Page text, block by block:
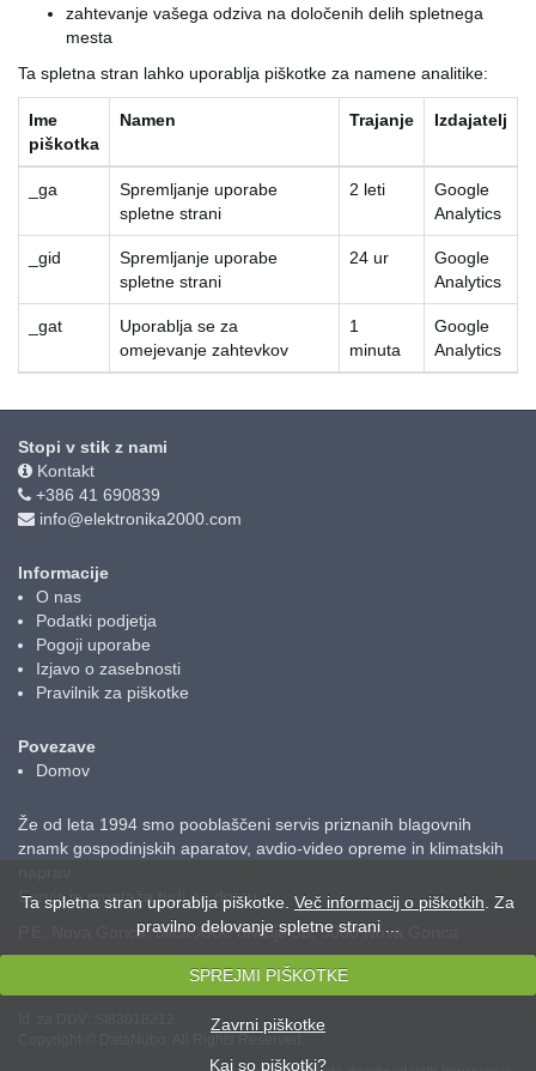
zahtevanje vašega odziva na določenih delih spletnega
mesta
Ta spletna stran lahko uporablja piškotke za namene analitike:
Ime
piškotka
Namen Trajanje Izdajatelj
_ga
Spremljanje uporabe
spletne strani
2 leti
Google
Analytics
_gid
Spremljanje uporabe
spletne strani
24 ur
Google
Analytics
_gat
Uporablja se za
omejevanje zahtevkov
1
minuta
Google
Analytics
Stopi v stik z nami
Kontakt
+386 41 690839
info@elektronika2000.com
Informacije
O nas
Podatki podjetja
Pogoji uporabe
Izjavo o zasebnosti
Pravilnik za piškotke
Povezave
Domov
Že od leta 1994 smo pooblaščeni servis priznanih blagovnih
znamk gospodinjskih aparatov, avdio-video opreme in klimatskih
Servis in montaža tudi na domu.
P.E. Nova Gorica, ulica XXX. divizije 3b, 5000 Nova Gorica
Ponedeljek-petek: 08:30-19:00
Ta spletna stran uporablja piškotke. Več informacij o piškotkih . Za
pravilno delovanje spletne strani ...
SPREJMI PIŠKOTKE
Zavrni piškotke
Kaj so piškotki?